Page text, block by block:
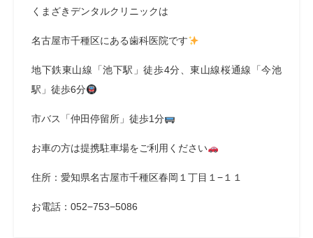
くまざきデンタルクリニックは
名古屋市千種区にある歯科医院です
地下鉄東山線「池下駅」徒歩4分、東山線桜通線「今池
駅」徒歩6分
市バス「仲田停留所」徒歩1分
お車の方は提携駐車場をご利用ください
住所：愛知県名古屋市千種区春岡１丁目１−１１
お電話：052−753−5086